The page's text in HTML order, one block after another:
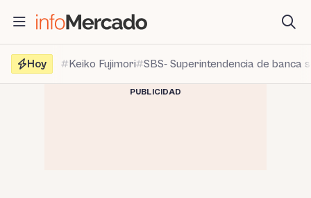
contenido
Hoy
Keiko Fujimori SBS- Superintendencia de banca
PUBLICIDAD